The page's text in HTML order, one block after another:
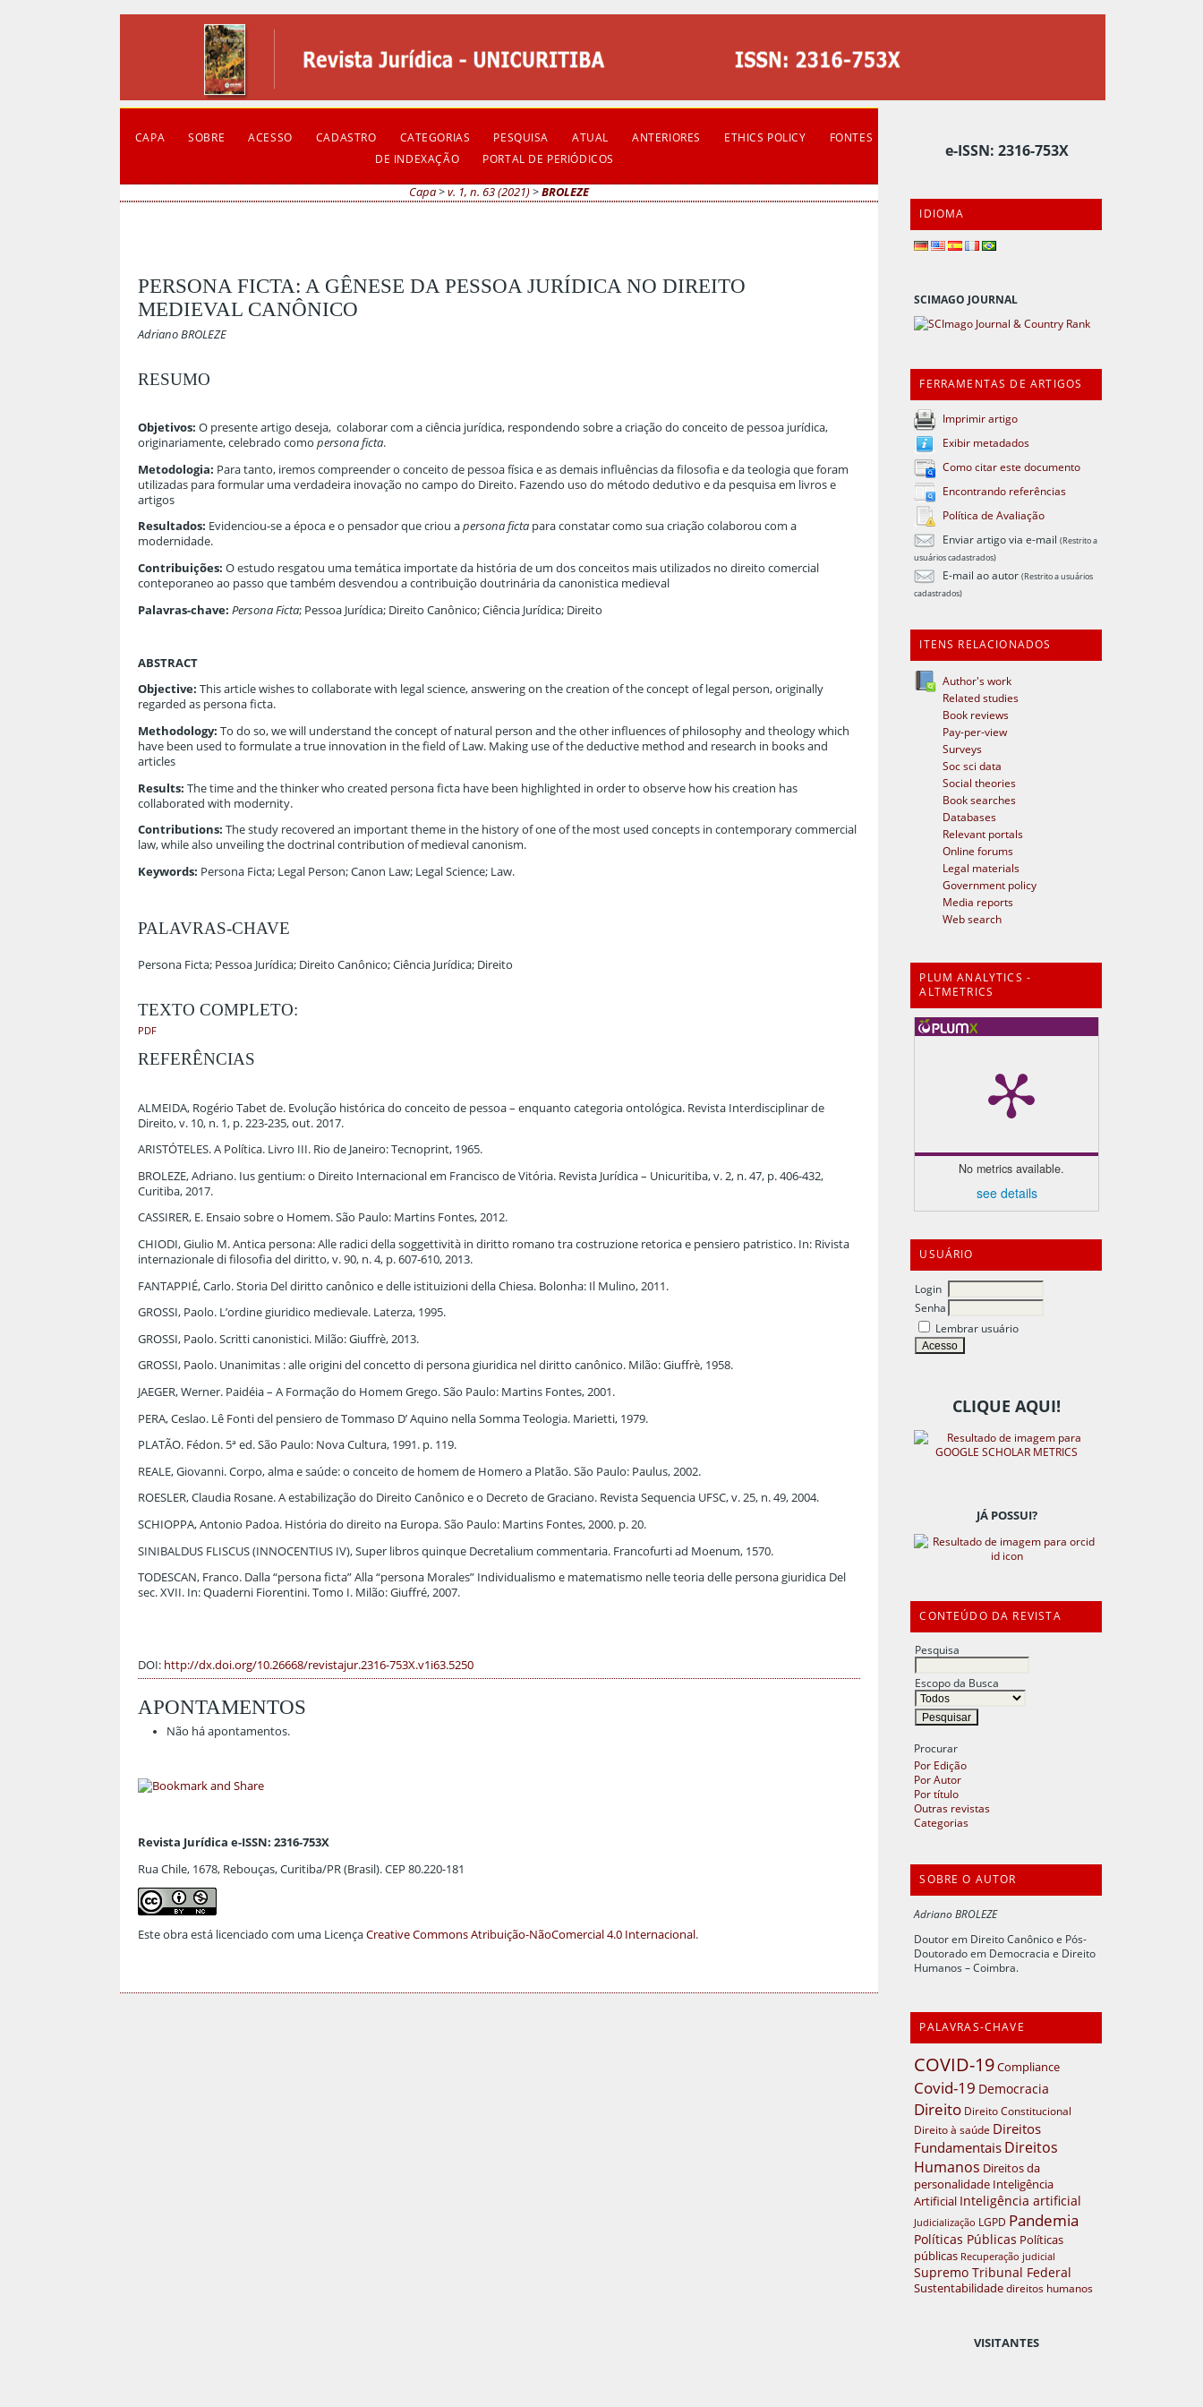
e-ISSN: 2316-753X
IDIOMA
SCIMAGO JOURNAL
FERRAMENTAS DE ARTIGOS
Imprimir artigo
Exibir metadados
Como citar este documento
Encontrando referências
Política de Avaliação
Enviar artigo via e-mail(Restrito a
usuários cadastrados)
E-mail ao autor(Restrito a usuários
cadastrados)
ITENS RELACIONADOS
Author's work
Related studies
Book reviews
Pay-per-view
Surveys
Soc sci data
Social theories
Book searches
Databases
Relevant portals
Online forums
Legal materials
Government policy
Media reports
Web search
PLUM ANALYTICS -
ALTMETRICS
No metrics available.
see details
USUÁRIO
Login
Senha
Lembrar usuário
CLIQUE AQUI!
JÁ POSSUI?
CONTEÚDO DA REVISTA
Pesquisa
Escopo da Busca
Procurar
Por Edição
Por Autor
Por título
Outras revistas
Categorias
SOBRE O AUTOR
Adriano BROLEZE
Doutor em Direito Canônico e Pós-
Doutorado em Democracia e Direito
Humanos – Coimbra.
PALAVRAS-CHAVE
COVID-19Compliance
Covid-19 Democracia
Direito Direito Constitucional
Direito à saúde Direitos
Fundamentais Direitos
Humanos Direitos da
personalidade Inteligência
Artificial Inteligência artificial
Judicialização LGPD Pandemia
Políticas Públicas Políticas
públicas Recuperação judicial
Supremo Tribunal Federal
Sustentabilidade direitos humanos
VISITANTES
CAPA SOBRE ACESSO CADASTRO CATEGORIAS PESQUISA ATUAL ANTERIORES ETHICS POLICY
FONTES
DE INDEXAÇÃO
PORTAL DE PERIÓDICOS
Capa>v. 1, n. 63 (2021)>BROLEZE
PERSONA FICTA: A GÊNESE DA PESSOA JURÍDICA NO DIREITO
MEDIEVAL CANÔNICO
Adriano BROLEZE
RESUMO
Objetivos:O presente artigo deseja, colaborar com a ciência jurídica, respondendo sobre a criação do conceito de pessoa jurídica,
originariamente, celebrado comopersona ficta.
Metodologia: Para tanto, iremos compreender o conceito de pessoa física e as demais influências da filosofia e da teologia que foram
utilizadas para formular uma verdadeira inovação no campo do Direito. Fazendo uso do método dedutivo e da pesquisa em livros e
artigos
Resultados: Evidenciou-se a época e o pensador que criou apersona ficta para constatar como sua criação colaborou com a
modernidade.
Contribuições:O estudo resgatou uma temática importate da história de um dos conceitos mais utilizados no direito comercial
conteporaneo ao passo que também desvendou a contribuição doutrinária da canonistica medieval
Palavras-chave:Persona Ficta; Pessoa Jurídica; Direito Canônico; Ciência Jurídica; Direito
ABSTRACT
Objective:This article wishes to collaborate with legal science, answering on the creation of the concept of legal person, originally
regarded as persona ficta.
Methodology:To do so, we will understand the concept of natural person and the other influences of philosophy and theology which
have been used to formulate a true innovation in the field of Law. Making use of the deductive method and research in books and
articles
Results:The time and the thinker who created persona ficta have been highlighted in order to observe how his creation has
collaborated with modernity.
Contributions:The study recovered an important theme in the history of one of the most used concepts in contemporary commercial
law, while also unveiling the doctrinal contribution of medieval canonism.
Keywords: Persona Ficta; Legal Person; Canon Law; Legal Science; Law.
PALAVRAS-CHAVE
Persona Ficta; Pessoa Jurídica; Direito Canônico; Ciência Jurídica; Direito
TEXTO COMPLETO:
PDF
REFERÊNCIAS
ALMEIDA, Rogério Tabet de. Evolução histórica do conceito de pessoa – enquanto categoria ontológica. Revista Interdisciplinar de
Direito, v. 10, n. 1, p. 223-235, out. 2017.
ARISTÓTELES. A Política. Livro III. Rio de Janeiro: Tecnoprint, 1965.
BROLEZE, Adriano. Ius gentium: o Direito Internacional em Francisco de Vitória. Revista Jurídica – Unicuritiba, v. 2, n. 47, p. 406-432,
Curitiba, 2017.
CASSIRER, E. Ensaio sobre o Homem. São Paulo: Martins Fontes, 2012.
CHIODI, Giulio M. Antica persona: Alle radici della soggettività in diritto romano tra costruzione retorica e pensiero patristico. In: Rivista
internazionale di filosofia del diritto, v. 90, n. 4, p. 607-610, 2013.
FANTAPPIÉ, Carlo. Storia Del diritto canônico e delle istituizioni della Chiesa. Bolonha: Il Mulino, 2011.
GROSSI, Paolo. L’ordine giuridico medievale. Laterza, 1995.
GROSSI, Paolo. Scritti canonistici. Milão: Giuffrè, 2013.
GROSSI, Paolo. Unanimitas : alle origini del concetto di persona giuridica nel diritto canônico. Milão: Giuffrè, 1958.
JAEGER, Werner. Paidéia – A Formação do Homem Grego. São Paulo: Martins Fontes, 2001.
PERA, Ceslao. Lê Fonti del pensiero de Tommaso D’ Aquino nella Somma Teologia. Marietti, 1979.
PLATÃO. Fédon. 5ª ed. São Paulo: Nova Cultura, 1991. p. 119.
REALE, Giovanni. Corpo, alma e saúde: o conceito de homem de Homero a Platão. São Paulo: Paulus, 2002.
ROESLER, Claudia Rosane. A estabilização do Direito Canônico e o Decreto de Graciano. Revista Sequencia UFSC, v. 25, n. 49, 2004.
SCHIOPPA, Antonio Padoa. História do direito na Europa. São Paulo: Martins Fontes, 2000. p. 20.
SINIBALDUS FLISCUS (INNOCENTIUS IV), Super libros quinque Decretalium commentaria. Francofurti ad Moenum, 1570.
TODESCAN, Franco. Dalla “persona ficta” Alla “persona Morales” Individualismo e matematismo nelle teoria delle persona giuridica Del
sec. XVII. In: Quaderni Fiorentini. Tomo I. Milão: Giuffré, 2007.
DOI: http://dx.doi.org/10.26668/revistajur.2316-753X.v1i63.5250
APONTAMENTOS
Não há apontamentos.
Revista Jurídica e-ISSN: 2316-753X
Rua Chile, 1678, Rebouças, Curitiba/PR (Brasil). CEP 80.220-181
Este obra está licenciado com uma LicençaCreative Commons Atribuição-NãoComercial 4.0 Internacional.